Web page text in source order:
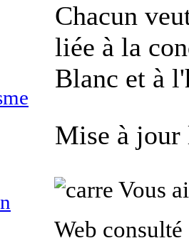
Chacun
liée à la
Blanc et à
Mise à jour
Vous
Web